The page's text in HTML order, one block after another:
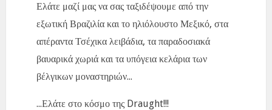
Ελάτε μαζί μας να σας ταξιδέψουμε από την
εξωτική Βραζιλία και το ηλιόλουστο Μεξικό, στα
απέραντα Τσέχικα λειβάδια, τα παραδοσιακά
βαυαρικά χωριά και τα υπόγεια κελάρια των
βέλγικων μοναστηριών...
...Ελάτε στο κόσμο της Draught!!!